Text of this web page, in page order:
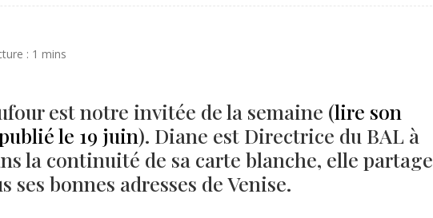
est notre invitée de la semaine (lire son
le 19 juin). Diane est Directrice du BAL à
la continuité de sa carte blanche, elle partage
ses bonnes adresses de Venise.